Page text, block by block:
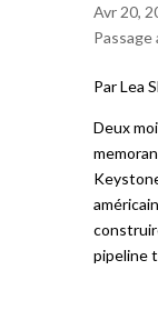
Avr 20,
Passage
Par Lea
Deux
pipeline